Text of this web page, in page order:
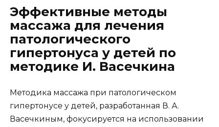
Эффективные методы
массажа для лечения
патологического
гипертонуса у детей по
методике И. Васечкина
Методика массажа при патологическом
гипертонусе у детей, разработанная В. А.
Васечкиным, фокусируется на использовании